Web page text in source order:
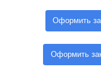
Оформить
Оформить